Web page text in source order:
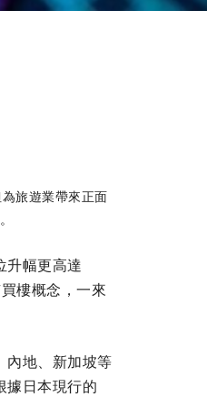
旅遊業帶來正面
升幅更高達
樓概念，一來
內地、新加坡等
據日本現行的